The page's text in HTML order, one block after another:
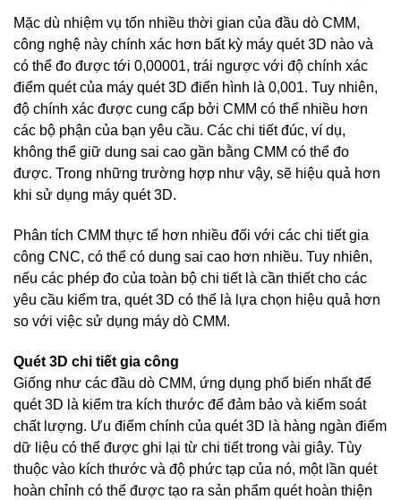
Mặc dù nhiệm vụ tốn nhiều thời gian của đầu dò CMM,
công nghệ này chính xác hơn bất kỳ máy quét 3D nào và
có thể đo được tới 0,00001, trái ngược với độ chính xác
điểm quét của máy quét 3D điển hình là 0,001. Tuy nhiên,
độ chính xác được cung cấp bởi CMM có thể nhiều hơn
các bộ phận của bạn yêu cầu. Các chi tiết đúc, ví dụ,
không thể giữ dung sai cao gần bằng CMM có thể đo
được. Trong những trường hợp như vậy, sẽ hiệu quả hơn
khi sử dụng máy quét 3D.
Phân tích CMM thực tế hơn nhiều đối với các chi tiết gia
công CNC, có thể có dung sai cao hơn nhiều. Tuy nhiên,
nếu các phép đo của toàn bộ chi tiết là cần thiết cho các
yêu cầu kiểm tra, quét 3D có thể là lựa chọn hiệu quả hơn
so với việc sử dụng máy dò CMM.
Quét 3D chi tiết gia công
Giống như các đầu dò CMM, ứng dụng phổ biến nhất để
quét 3D là kiểm tra kích thước để đảm bảo và kiểm soát
chất lượng. Ưu điểm chính của quét 3D là hàng ngàn điểm
dữ liệu có thể được ghi lại từ chi tiết trong vài giây. Tùy
thuộc vào kích thước và độ phức tạp của nó, một lần quét
hoàn chỉnh có thể được tạo ra sản phẩm quét hoàn thiện